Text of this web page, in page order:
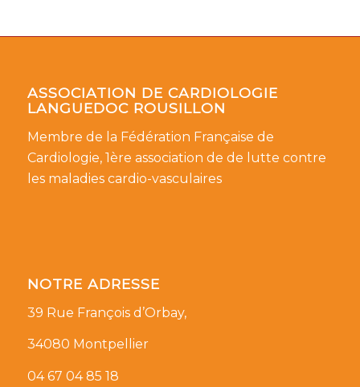
ASSOCIATION DE CARDIOLOGIE
LANGUEDOC ROUSILLON
Membre de la Fédération Française de
Cardiologie, 1ère association de de lutte contre
les maladies cardio-vasculaires
NOTRE ADRESSE
39 Rue François d’Orbay,
34080 Montpellier
04 67 04 85 18